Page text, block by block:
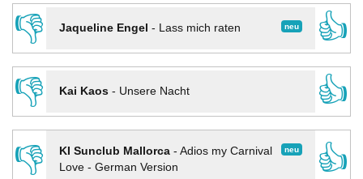
👎
neu
Jaqueline Engel - Lass mich raten
👍
👎
Kai Kaos- Unsere Nacht
👍
👎
neu
KI Sunclub Mallorca- Adios my Carnival
Love - German Version
👍